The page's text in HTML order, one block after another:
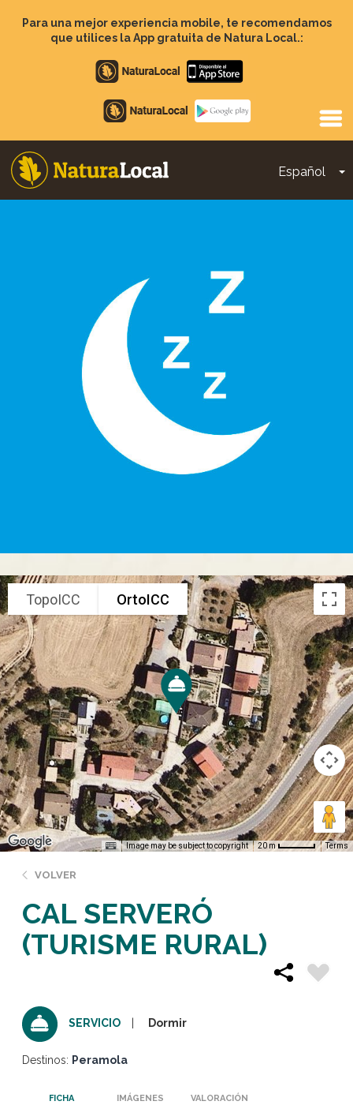
contenido
Para una mejor experiencia mobile, te recomendamos
que utilices la App gratuita de Natura Local.:
Apple
store
Google
Play
Español
Main
TopoICC OrtoICC
Image may be subject to copyright 20 m Terms
VOLVER
CAL SERVERÓ
(TURISME RURAL)
SERVICIO Dormir
Destinos: Peramola
FICHA IMÁGENES VALORACIÓN